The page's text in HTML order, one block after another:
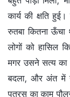
कार्य की क्षति
रुतबा कितना ऊँचा
लोगों को हासिल
मगर उसने सत्य का
बदला, और अंत में
पतरस का काम